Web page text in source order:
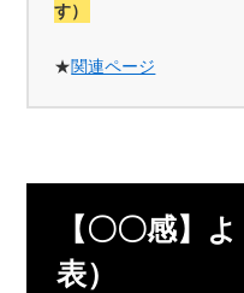
す）
★関連ページ
【〇〇感】
表）